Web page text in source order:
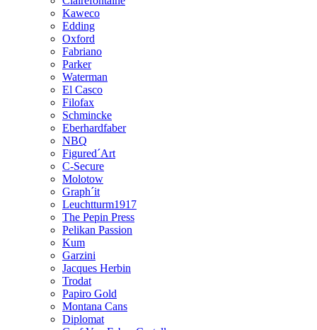
Kaweco
Edding
Oxford
Fabriano
Parker
Waterman
El Casco
Filofax
Schmincke
Eberhardfaber
NBQ
Figured´Art
C-Secure
Molotow
Graph´it
Leuchtturm1917
The Pepin Press
Pelikan Passion
Kum
Garzini
Jacques Herbin
Trodat
Papiro Gold
Montana Cans
Diplomat